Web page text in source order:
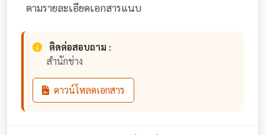
ตามรายละเอียดเอกสารแนบ
ติดต่อสอบถาม :
สำนักช่าง
ดาวน์โหลดเอกสาร